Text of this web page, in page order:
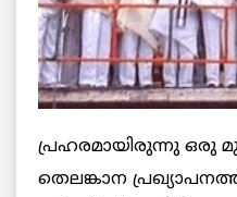
പ്രഹരമായിരുന്നു ഒരു
തെലങ്കാന